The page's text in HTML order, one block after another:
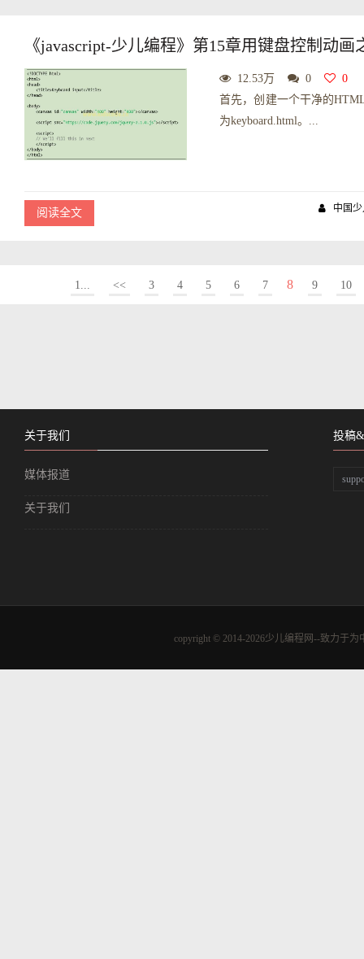
《javascript-少儿编程》第15章用键盘控制动
12.53万 0 0
首先，创建一个干净的
为keyboard.html。...
阅读全文 中国
1... << 3 4 5 6 7 8 9 10
关于我们
媒体报道
关于我们
投稿
copyright © 2014-2026少儿编程网--致力于